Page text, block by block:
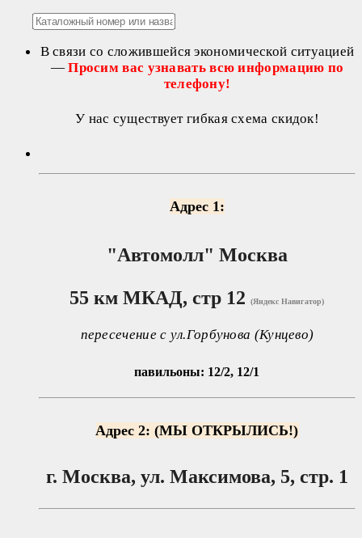
В связи со сложившейся экономической ситуацией
—Просим вас узнавать всю информацию по
телефону!
У нас существует гибкая схема скидок!
Адрес 1:
"Автомолл" Москва
55 км МКАД, стр 12 (Яндекс Навигатор)
пересечение с ул.Горбунова (Кунцево)
павильоны: 12/2, 12/1
Адрес 2: (МЫ ОТКРЫЛИСЬ!)
г. Москва, ул. Максимова, 5, стр. 1